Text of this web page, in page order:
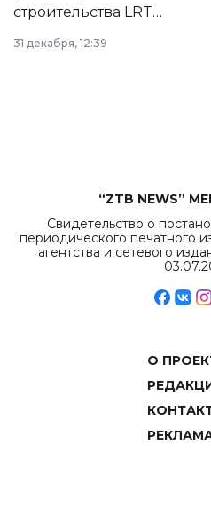
строительства LRT
в Астане из
республиканского
31 декабря, 12:39
“ZTB NEWS”
Свидетельство о
периодического печатного
агентства и сетевого
О